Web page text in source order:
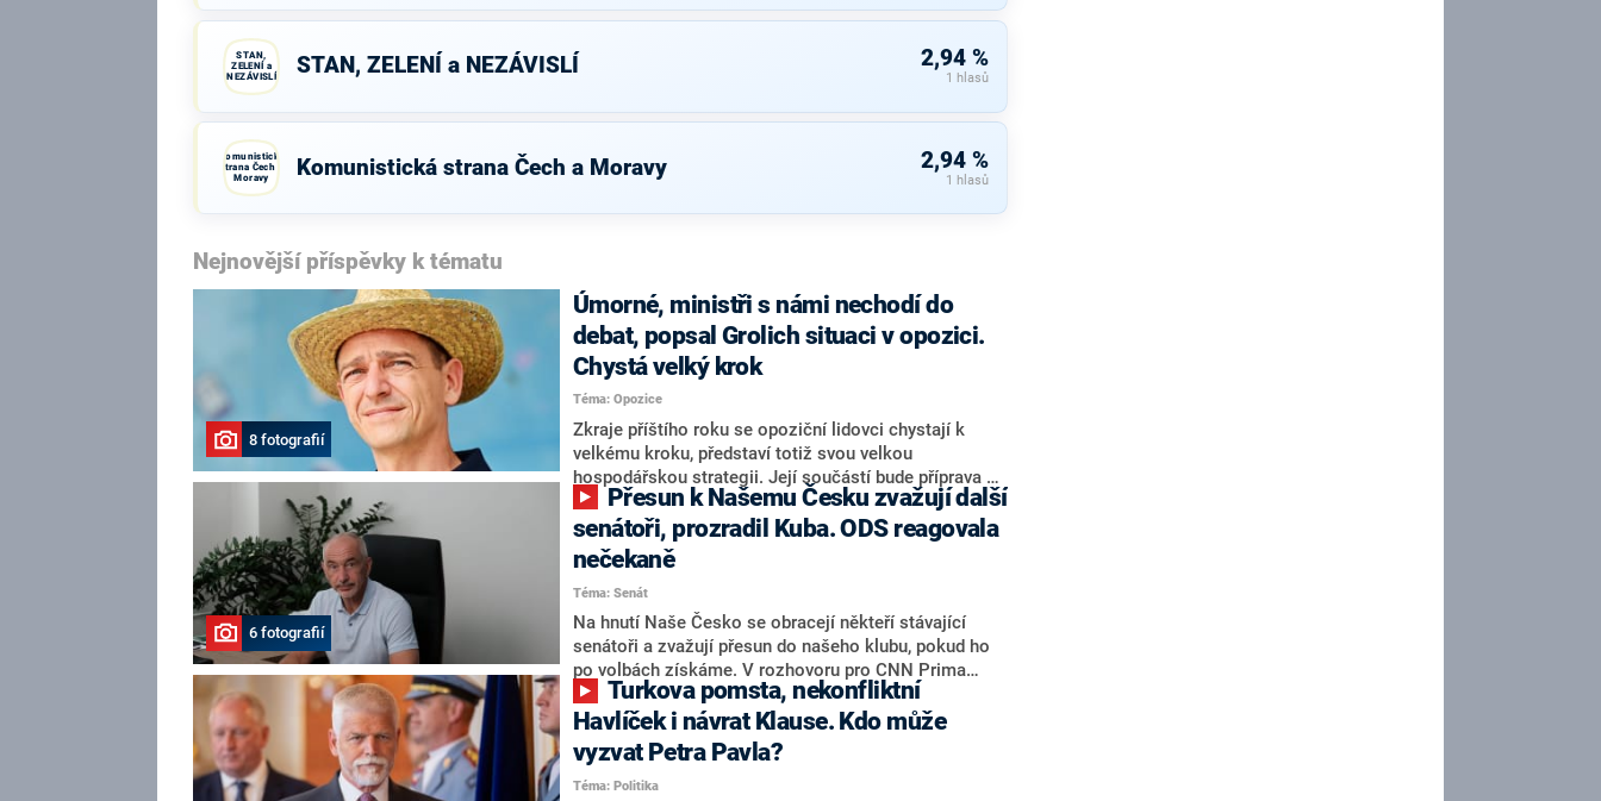
STAN,
ZELENÍ a
NEZÁVISLÍ
STAN, ZELENÍ a NEZÁVISLÍ 2,94 %
1 hlasů
Komunistická
strana Čech a
Moravy
Komunistická strana Čech a Moravy 2,94 %
1 hlasů
Nejnovější příspěvky k tématu
8 fotografií
Úmorné, ministři s námi nechodí do
debat, popsal Grolich situaci v opozici.
Chystá velký krok
Téma: Opozice
Zkraje příštího roku se opoziční lidovci chystají k
velkému kroku, představí totiž svou velkou
hospodářskou strategii. Její součástí bude příprava na
stárnutí populace, řekl ve středu na setkání s novináři
nový předseda lidovců Jan Grolich. Ten zároveň v
senátních volbách kandiduje ve Vyškově. Popsal i
aktivitu opozice, o níž vládní strany nebo političtí
komentátoři mluví jako o slabé a v defenzivě. „Je to
úmorná práce upozorňovat na chyby vlády. Ministři s
námi navíc nechodí do debat. Chceme ale ukazovat
svoje témata,“ odpověděl Grolich na dotaz CNN Prima
NEWS.
6 fotografií
senátoři, prozradil Kuba. ODS reagovala
nečekaně
Téma: Senát
Na hnutí Naše Česko se obracejí někteří stávající
senátoři a zvažují přesun do našeho klubu, pokud ho
po volbách získáme. V rozhovoru pro CNN Prima
NEWS to řekl zakladatel hnutí a jihočeský hejtman
Martin Kuba. Konkrétní nebyl, ale získat by takto mohl
například senátora Zdeňka Hrabu, který je dnes
součástí klubu ODS a TOP 09. Hraba to na dotaz
redakce nevyloučil. Předseda klubu senátorů ODS
Havlíček i návrat Klause. Kdo může
vyzvat Petra Pavla?
Téma: Politika